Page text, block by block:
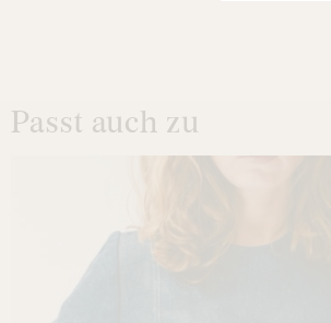
Passt auch zu